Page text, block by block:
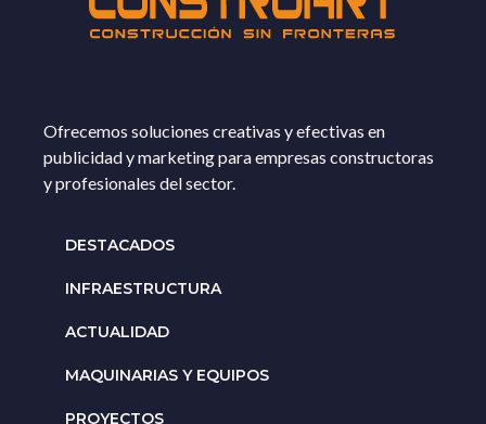
Ofrecemos soluciones creativas y efectivas en
publicidad y marketing para empresas constructoras
y profesionales del sector.
DESTACADOS
INFRAESTRUCTURA
ACTUALIDAD
MAQUINARIAS Y EQUIPOS
PROYECTOS